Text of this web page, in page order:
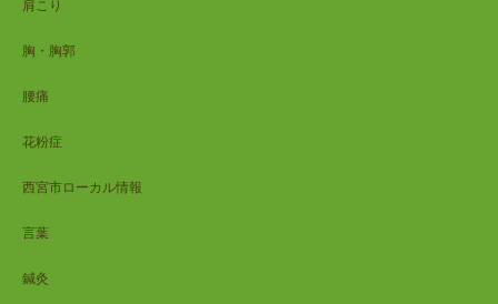
肩こり
胸・胸郭
腰痛
花粉症
西宮市ローカル情報
言葉
鍼灸